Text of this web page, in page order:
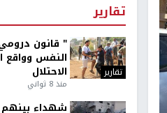
تقارير
تقارير
" قانون
النفس وواقع
الاحتلال
منذ 8 ثواني
شهداء